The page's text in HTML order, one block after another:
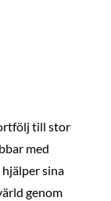
till stor
med
sina
genom